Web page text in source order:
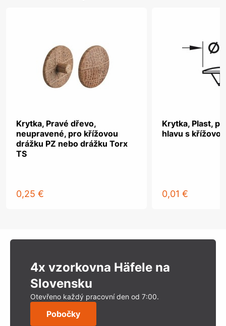
Krytka, Pravé dřevo,
neupravené, pro křížovou
drážku PZ nebo drážku Torx
TS
0,25 €
Krytka, Plast,
hlavu s
0,01 €
4x vzorkovna Häfele na
Slovensku
Otevřeno každý pracovní den od 7:00.
Pobočky